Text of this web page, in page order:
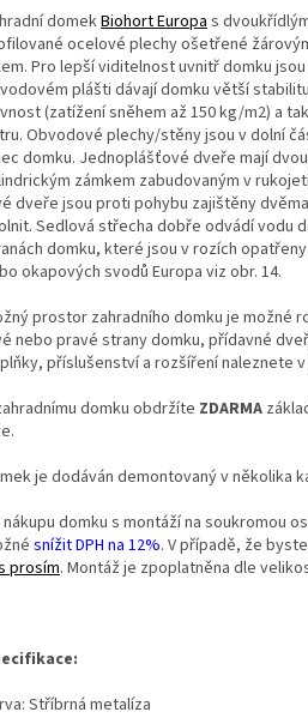
domekBiohort Europa s
ocelové plechy ošetřené
Pro lepší viditelnost uvnitř domku
plášti dávají domku větší
(zatížení sněhem až 150 kg/m2) a
Obvodové plechy/stěny jsou v dolní
domku. Jednoplášťové dveře mají
zámkem zabudovaným v
dveře jsou proti pohybu zajištěny
Sedlová střecha dobře odvádí vodu
domku, které jsou v rozích
okapových svodů Europa viz obr. 14.
prostor zahradního domku je možné
nebo pravé strany domku, přídavné
příslušenství a rozšíření naleznete
domku obdržíte ZDARMA
je dodáván demontovaný v několika
nákupu domku s montáží na soukromou
snížit DPH na 12%. V případě, že
prosím. Montáž je zpoplatněna dle
Stříbrná metalíza